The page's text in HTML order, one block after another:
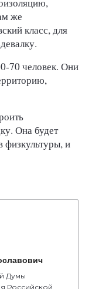
же
класс, для
70 человек. Они
Она будет
физкультуры, и
Думы
Российской